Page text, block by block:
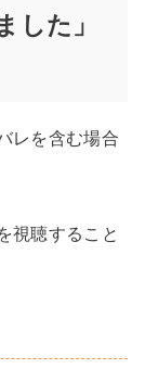
した」
レを含む場合
視聴すること